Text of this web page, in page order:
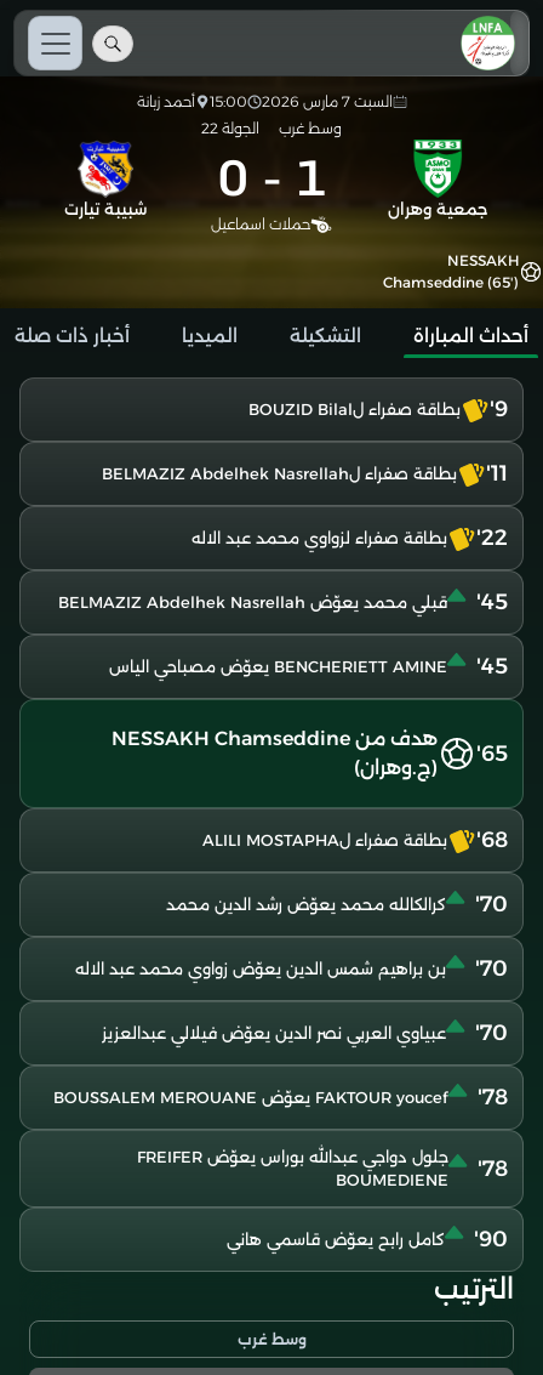
السبت 7 مارس 2026 15:00
أحمد زبانة
وسط غرب
الجولة 22
جمعية وهران 1
-
0
حملات اسماعيل
شبيبة تيارت
NESSAKH
Chamseddine (65')
أحداث المباراة التشكيلة الميديا أخبار ذات صلة
9' بطاقة صفراء لBOUZID Bilal
11' بطاقة صفراء لBELMAZIZ Abdelhek Nasrellah
22' بطاقة صفراء لزواوي محمد عبد الاله
45' قبلي محمد يعوّض BELMAZIZ Abdelhek Nasrellah
45' BENCHERIETT AMINE يعوّض مصباحي الياس
65'
هدف من NESSAKH Chamseddine
(ج.وهران)
68' بطاقة صفراء لALILI MOSTAPHA
70' كرالكالله محمد يعوّض رشد الدين محمد
70' بن براهيم شمس الدين يعوّض زواوي محمد عبد الاله
70' عبياوي العربي نصر الدين يعوّض فيلالي عبدالعزيز
78' FAKTOUR youcef يعوّض BOUSSALEM MEROUANE
78'
جلول دواجي عبدالله بوراس يعوّض FREIFER
BOUMEDIENE
90' كامل رابح يعوّض قاسمي هاني
الترتيب
وسط غرب